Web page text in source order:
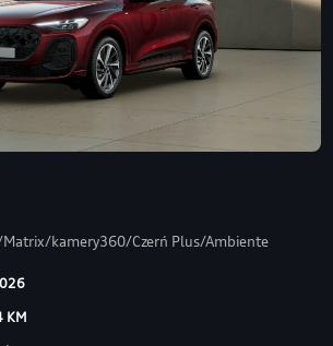
kamery360/Czerń Plus/Ambiente
KM